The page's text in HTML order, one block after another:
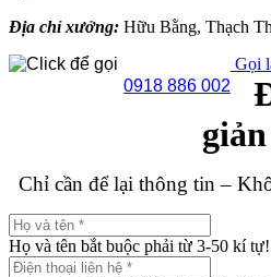
Địa chỉ xưởng: Hữu Bằng, Thạch
0918 886 002
Gọi
Chỉ cần để lại thông tin –
Họ và tên bắt buộc phải từ 3-50 kí tự!